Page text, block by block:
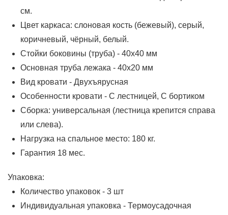
см.
Цвет каркаса: слоновая кость (бежевый), серый,
коричневый, чёрный, белый.
Стойки боковины (труба) - 40х40 мм
Основная труба лежака - 40х20 мм
Вид кровати - Двухъярусная
Особенности кровати - С лестницей, С бортиком
Сборка: универсальная (лестница крепится справа
или слева).
Нагрузка на спальное место: 180 кг.
Гарантия 18 мес.
Упаковка:
Количество упаковок - 3 шт
Индивидуальная упаковка - Термоусадочная